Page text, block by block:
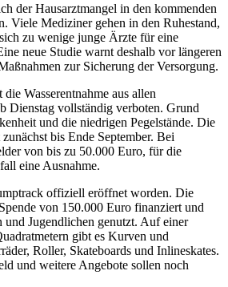
der Hausarztmangel in den kommenden
Viele Mediziner gehen in den Ruhestand,
zu wenige junge Ärzte für eine
neue Studie warnt deshalb vor längeren
zur Sicherung der Versorgung.
Wasserentnahme aus allen
Dienstag vollständig verboten. Grund
und die niedrigen Pegelstände. Die
bis Ende September. Bei
von bis zu 50.000 Euro, für die
eine Ausnahme.
offiziell eröffnet worden. Die
von 150.000 Euro finanziert und
Jugendlichen genutzt. Auf einer
gibt es Kurven und
Roller, Skateboards und Inlineskates.
und weitere Angebote sollen noch